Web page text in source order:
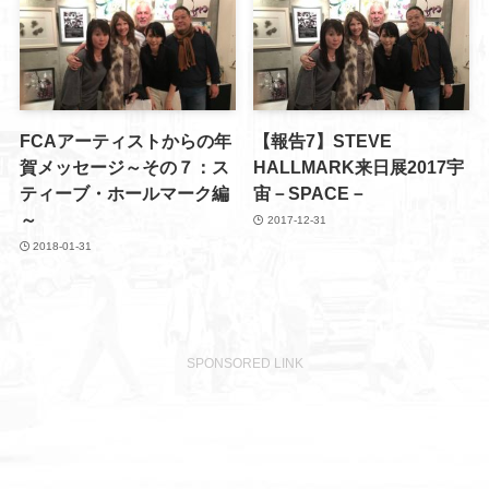
FCAアーティストからの年
賀メッセージ～その７：ス
ティーブ・ホールマーク編
～
2018-01-31
【報告7】STEVE
HALLMARK来日展2017宇
宙－SPACE－
2017-12-31
SPONSORED LINK